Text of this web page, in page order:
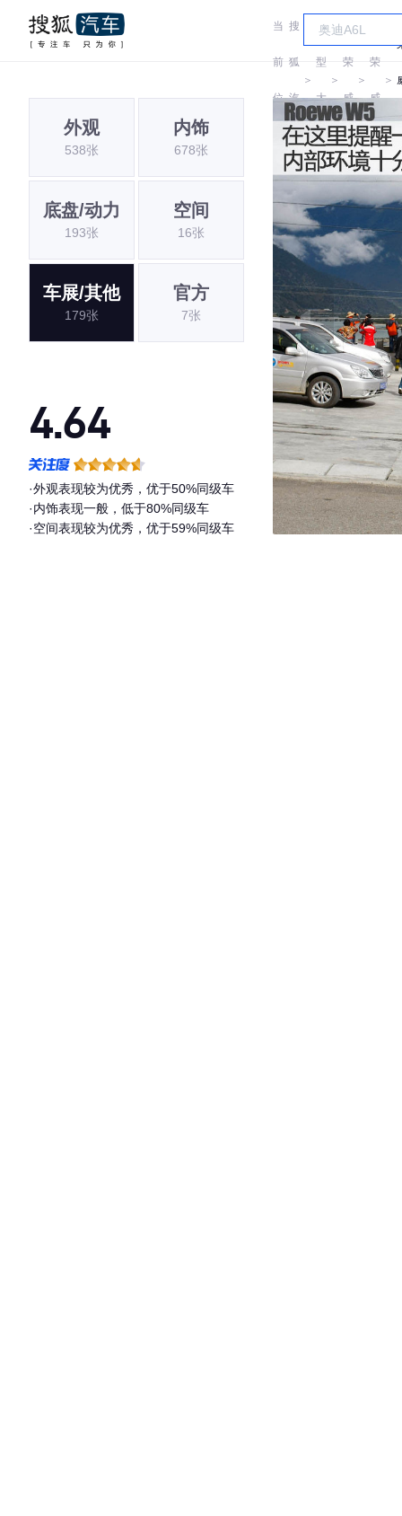
当
前
位
置:
搜
狐
汽
车
＞
车
型
大
全
＞
荣
威
＞
荣
威
＞
外观
538张
内饰
678张
底盘/动力
193张
空间
16张
车展/其他
179张
官方
7张
4.64
·外观表现较为优秀，优于50%同级车
·内饰表现一般，低于80%同级车
·空间表现较为优秀，优于59%同级车